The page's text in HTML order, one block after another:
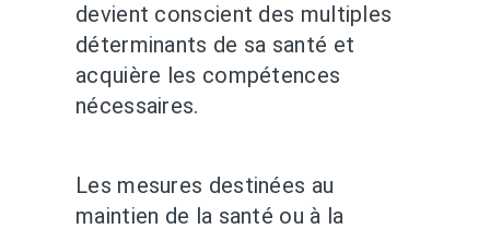
devient conscient des multiples
déterminants de sa santé et
acquière les compétences
nécessaires.
Les mesures destinées au
maintien de la santé ou à la